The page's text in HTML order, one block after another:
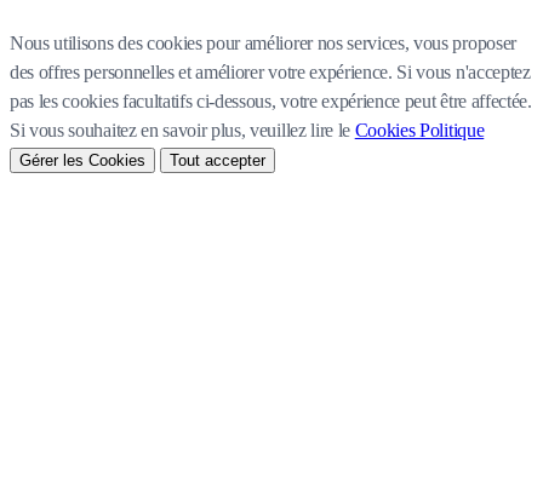
Nous utilisons des cookies pour améliorer nos services, vous proposer
des offres personnelles et améliorer votre expérience. Si vous n'acceptez
pas les cookies facultatifs ci-dessous, votre expérience peut être affectée.
Si vous souhaitez en savoir plus, veuillez lire le Cookies Politique
Gérer les Cookies Tout accepter